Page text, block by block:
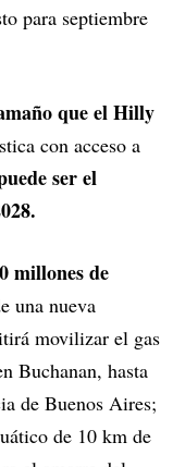
para septiembre
que el Hilly
con acceso a
ser el
millones de
una nueva
movilizar el gas
Buchanan, hasta
de Buenos Aires;
de 10 km de